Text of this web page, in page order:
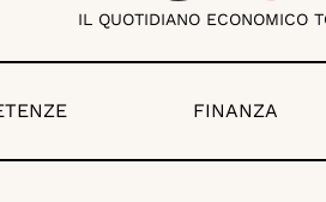
IL QUOTIDIANO ECONOMICO
FINANZA